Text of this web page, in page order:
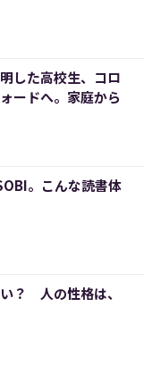
した高校生、コロ
ードへ。家庭から
。こんな読書体
？ 人の性格は、